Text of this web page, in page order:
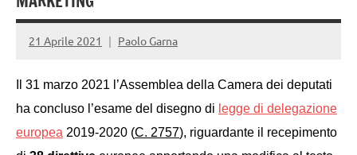
21 Aprile 2021 Paolo Garna
Il 31 marzo 2021 l’Assemblea della Camera dei deputati
ha concluso l’esame del disegno di legge di delegazione
europea 2019-2020 (C. 2757), riguardante il recepimento